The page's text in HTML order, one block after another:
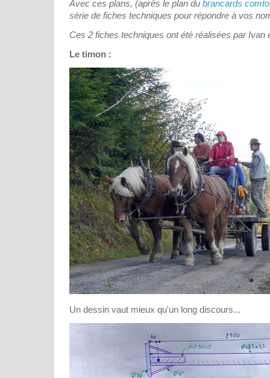
Avec ces plans, (après le plan du brancards
série de fiches techniques pour répondre à vos
Ces 2 fiches techniques ont été réalisées par Ivan
Le timon :
Un dessin vaut mieux qu'un long discours...